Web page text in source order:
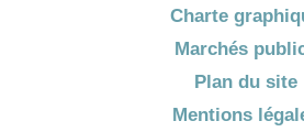
Charte
Marchés
Plan du site
Mentions